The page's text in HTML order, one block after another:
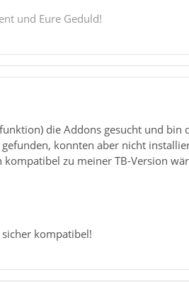
und Eure Geduld!
die Addons gesucht und bin
konnten aber nicht
kompatibel zu meiner TB-Version
kompatibel!